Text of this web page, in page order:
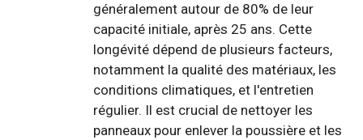
généralement autour de 80% de leur
capacité initiale, après 25 ans. Cette
longévité dépend de plusieurs facteurs,
notamment la qualité des matériaux, les
conditions climatiques, et l'entretien
régulier. Il est crucial de nettoyer les
panneaux pour enlever la poussière et les